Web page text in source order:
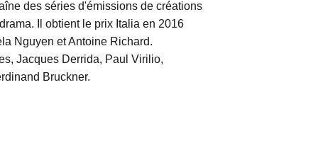
des séries d'émissions de créations
Il obtient le prix Italia en 2016
Nguyen et Antoine Richard.
Jacques Derrida, Paul Virilio,
Bruckner.